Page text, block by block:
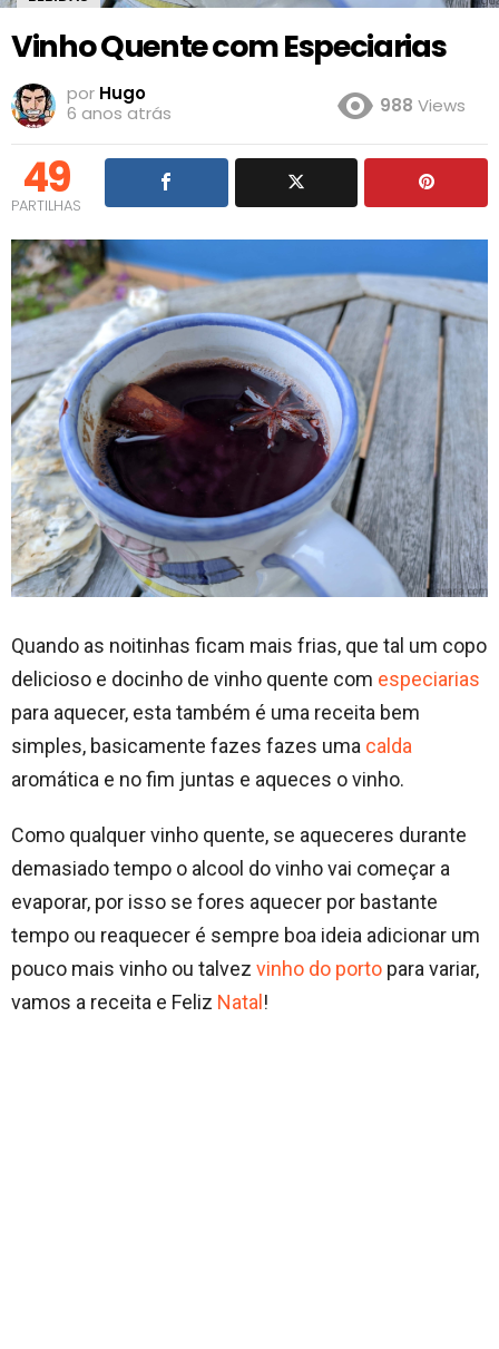
Vinho Quente com Especiarias
por Hugo
6 anos atrás
988 Views
49
PARTILHAS
Quando as noitinhas ficam mais frias, que tal um copo
delicioso e docinho de vinho quente com especiarias
para aquecer, esta também é uma receita bem
simples, basicamente fazes fazes uma calda
aromática e no fim juntas e aqueces o vinho.
Como qualquer vinho quente, se aqueceres durante
demasiado tempo o alcool do vinho vai começar a
evaporar, por isso se fores aquecer por bastante
tempo ou reaquecer é sempre boa ideia adicionar um
pouco mais vinho ou talvez vinho do porto para variar,
vamos a receita e Feliz Natal!